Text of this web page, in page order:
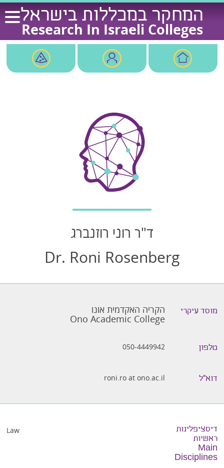
Skip
content
המחקר במכללות בישראל
Research In Israeli Colleges
ד"ר רוני רוזנברג
Dr. Roni Rosenberg
מוסד עיקרי הקריה האקדמית אונו
Ono Academic College
טלפון 050-4449942
דוא״ל roni.ro at ono.ac.il
דיסציפלינות
ראשיות
Main
Disciplines
Law